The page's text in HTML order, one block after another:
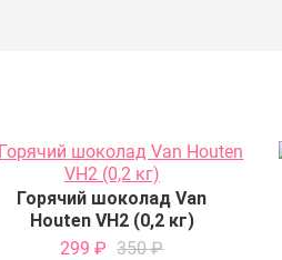
Горячий шоколад Van
Houten VH2 (0,2 кг)
299₽ 350₽